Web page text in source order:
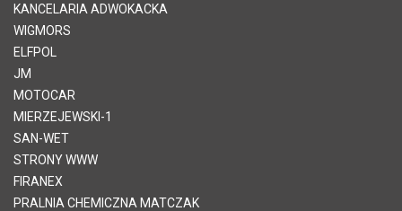
KANCELARIA ADWOKACKA
WIGMORS
ELFPOL
JM
MOTOCAR
MIERZEJEWSKI-1
SAN-WET
STRONY WWW
FIRANEX
PRALNIA CHEMICZNA MATCZAK